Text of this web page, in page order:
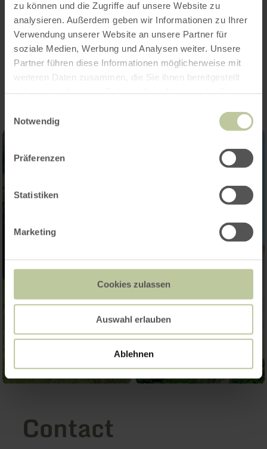
zu können und die Zugriffe auf unsere Website zu
analysieren. Außerdem geben wir Informationen zu Ihrer
Verwendung unserer Website an unsere Partner für
soziale Medien, Werbung und Analysen weiter. Unsere
Partner führen diese Informationen möglicherweise mit
weiteren Daten zusammen, die Sie ihnen bereitgestellt
Notwendig
Präferenzen
Statistiken
Marketing
Cookies zulassen
Auswahl erlauben
Ablehnen
Categorieën
Impressies
Contact